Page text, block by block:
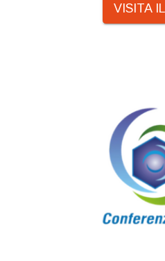
VISITA